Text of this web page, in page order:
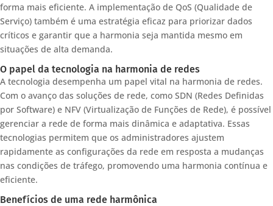
forma mais eficiente. A implementação de QoS (Qualidade de
Serviço) também é uma estratégia eficaz para priorizar dados
críticos e garantir que a harmonia seja mantida mesmo em
situações de alta demanda.
O papel da tecnologia na harmonia de redes
A tecnologia desempenha um papel vital na harmonia de redes.
Com o avanço das soluções de rede, como SDN (Redes Definidas
por Software) e NFV (Virtualização de Funções de Rede), é possível
gerenciar a rede de forma mais dinâmica e adaptativa. Essas
tecnologias permitem que os administradores ajustem
rapidamente as configurações da rede em resposta a mudanças
nas condições de tráfego, promovendo uma harmonia contínua e
eficiente.
Benefícios de uma rede harmônica